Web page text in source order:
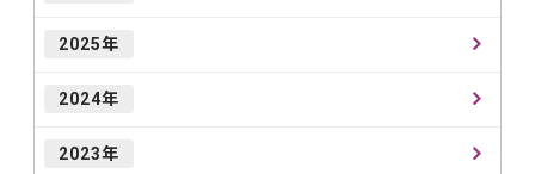
2025年
2024年
2023年